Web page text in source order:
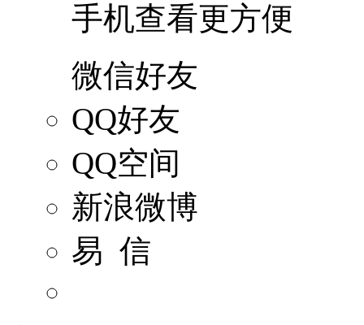
手机查看更方便
微信好友
QQ好友
QQ空间
新浪微博
易 信